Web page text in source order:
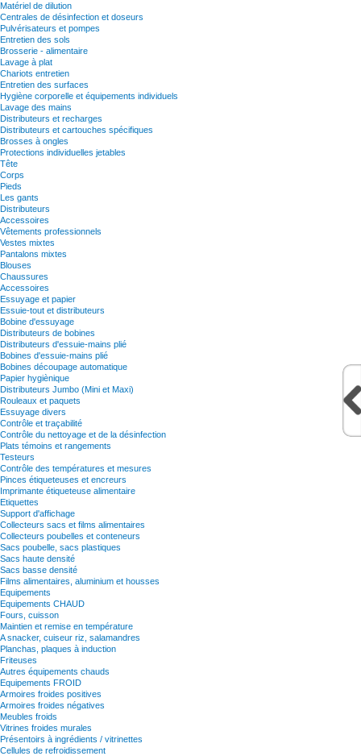
Matériel de dilution
Centrales de désinfection et doseurs
Pulvérisateurs et pompes
Entretien des sols
Brosserie - alimentaire
Lavage à plat
Chariots entretien
Entretien des surfaces
Hygiène corporelle et équipements individuels
Lavage des mains
Distributeurs et recharges
Distributeurs et cartouches spécifiques
Brosses à ongles
Protections individuelles jetables
Tête
Corps
Pieds
Les gants
Distributeurs
Accessoires
Vêtements professionnels
Vestes mixtes
Pantalons mixtes
Blouses
Chaussures
Accessoires
Essuyage et papier
Essuie-tout et distributeurs
Bobine d'essuyage
Distributeurs de bobines
Distributeurs d'essuie-mains plié
Bobines d'essuie-mains plié
Bobines découpage automatique
Papier hygiènique
Distributeurs Jumbo (Mini et Maxi)
Rouleaux et paquets
Essuyage divers
Contrôle et traçabilité
Contrôle du nettoyage et de la désinfection
Plats témoins et rangements
Testeurs
Contrôle des températures et mesures
Pinces étiqueteuses et encreurs
Imprimante étiqueteuse alimentaire
Etiquettes
Support d'affichage
Collecteurs sacs et films alimentaires
Collecteurs poubelles et conteneurs
Sacs poubelle, sacs plastiques
Sacs haute densité
Sacs basse densité
Films alimentaires, aluminium et housses
Equipements
Equipements CHAUD
Fours, cuisson
Maintien et remise en température
A snacker, cuiseur riz, salamandres
Planchas, plaques à induction
Friteuses
Autres équipements chauds
Equipements FROID
Armoires froides positives
Armoires froides négatives
Meubles froids
Vitrines froides murales
Présentoirs à ingrédients / vitrinettes
Cellules de refroidissement